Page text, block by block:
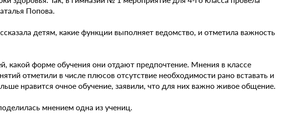
Попова.
детям, какие функции выполняет ведомство, и отметила важность
какой форме обучения они отдают предпочтение. Мнения в классе
отметили в числе плюсов отсутствие необходимости рано вставать и
нравится очное обучение, заявили, что для них важно живое общение.
мнением одна из учениц.